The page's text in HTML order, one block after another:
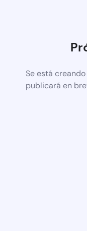
Se está
publicará en